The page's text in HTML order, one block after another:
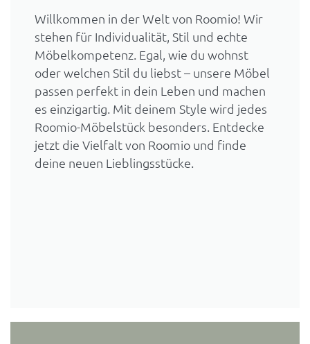
Willkommen in der Welt von Roomio! Wir
stehen für Individualität, Stil und echte
Möbelkompetenz. Egal, wie du wohnst
oder welchen Stil du liebst – unsere Möbel
passen perfekt in dein Leben und machen
es einzigartig. Mit deinem Style wird jedes
Roomio-Möbelstück besonders. Entdecke
jetzt die Vielfalt von Roomio und finde
deine neuen Lieblingsstücke.